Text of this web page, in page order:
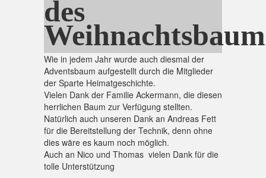
des
Wie in jedem Jahr wurde auch diesmal der
Adventsbaum aufgestellt durch die Mitglieder
der Sparte Heimatgeschichte.
Vielen Dank der Familie Ackermann, die diesen
herrlichen Baum zur Verfügung stellten.
Natürlich auch unseren Dank an Andreas Fett
für die Bereitstellung der Technik, denn ohne
dies wäre es kaum noch möglich.
Auch an Nico und Thomas vielen Dank für die
tolle Unterstützung